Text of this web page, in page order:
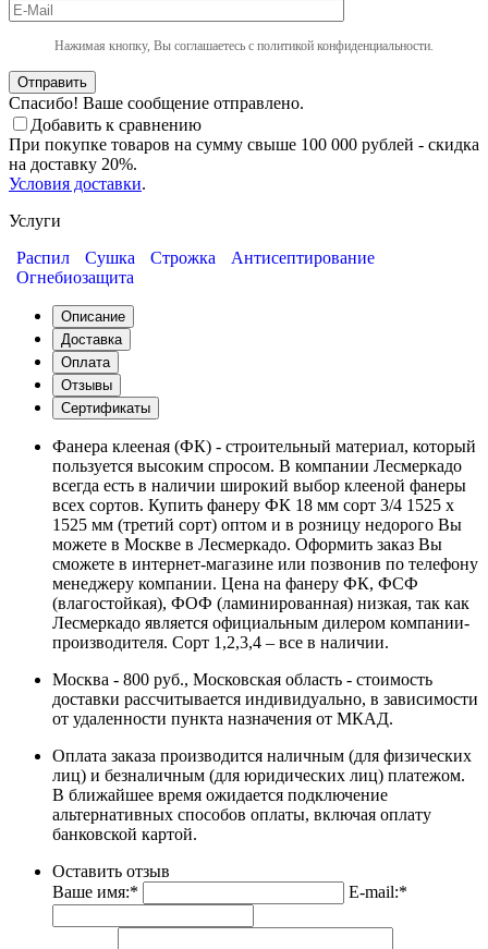
Нажимая кнопку, Вы соглашаетесь с политикой конфиденциальности.
Отправить
Спасибо! Ваше сообщение отправлено.
Добавить к сравнению
При покупке товаров на сумму свыше 100 000 рублей - скидка
на доставку 20%.
Условия доставки.
Услуги
Распил
Сушка Строжка
Антисептирование
Огнебиозащита
Описание
Доставка
Оплата
Отзывы
Сертификаты
Фанера клееная (ФК) - строительный материал, который
пользуется высоким спросом. В компании Лесмеркадо
всегда есть в наличии широкий выбор клееной фанеры
всех сортов. Купить фанеру ФК 18 мм сорт 3/4 1525 х
1525 мм (третий сорт) оптом и в розницу недорого Вы
можете в Москве в Лесмеркадо. Оформить заказ Вы
сможете в интернет-магазине или позвонив по телефону
менеджеру компании. Цена на фанеру ФК, ФСФ
(влагостойкая), ФОФ (ламинированная) низкая, так как
Лесмеркадо является официальным дилером компании-
производителя. Сорт 1,2,3,4 – все в наличии.
Москва - 800 руб., Московская область - стоимость
доставки рассчитывается индивидуально, в зависимости
от удаленности пункта назначения от МКАД.
Оплата заказа производится наличным (для физических
лиц) и безналичным (для юридических лиц) платежом.
В ближайшее время ожидается подключение
альтернативных способов оплаты, включая оплату
банковской картой.
Оставить отзыв
Ваше имя:*
E-mail:*